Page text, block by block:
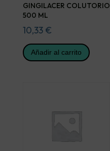
GINGILACER COLUTORIO
500 ML
10,33 €
Añadir al carrito